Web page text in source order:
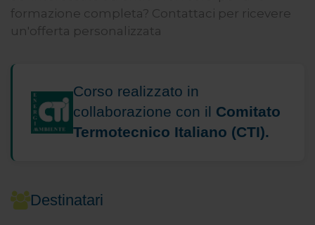
formazione completa? Contattaci per ricevere
un'offerta personalizzata
Corso realizzato in
collaborazione con il Comitato
Termotecnico Italiano (CTI).
Destinatari